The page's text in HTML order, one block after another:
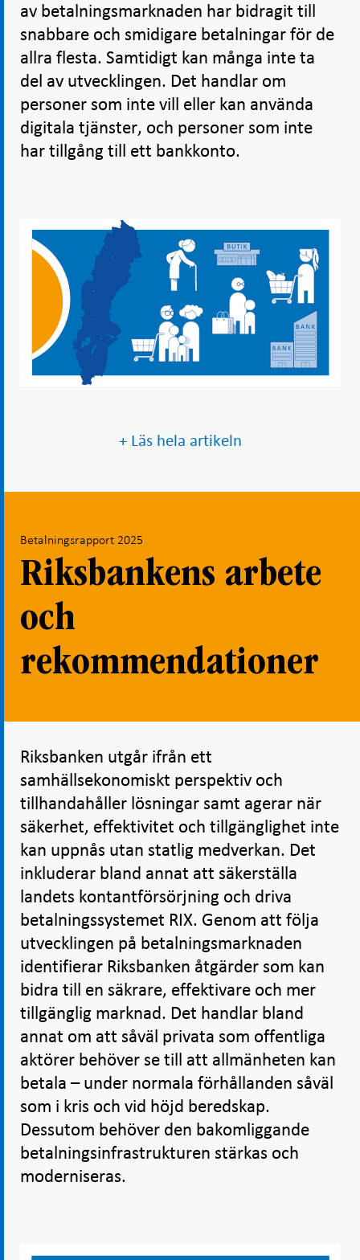
av betalningsmarknaden har bidragit till
snabbare och smidigare betalningar för de
allra flesta. Samtidigt kan många inte ta
del av utvecklingen. Det handlar om
personer som inte vill eller kan använda
digitala tjänster, och personer som inte
har tillgång till ett bankkonto.
+ Läs hela artikeln
Betalningsrapport 2025
Riksbankens arbete
och
rekommendationer
Riksbanken utgår ifrån ett
samhällsekonomiskt perspektiv och
tillhandahåller lösningar samt agerar när
säkerhet, effektivitet och tillgänglighet inte
kan uppnås utan statlig medverkan. Det
inkluderar bland annat att säkerställa
landets kontantförsörjning och driva
betalningssystemet RIX. Genom att följa
utvecklingen på betalningsmarknaden
identifierar Riksbanken åtgärder som kan
bidra till en säkrare, effektivare och mer
tillgänglig marknad. Det handlar bland
annat om att såväl privata som offentliga
aktörer behöver se till att allmänheten kan
betala – under normala förhållanden såväl
som i kris och vid höjd beredskap.
Dessutom behöver den bakomliggande
betalningsinfrastrukturen stärkas och
moderniseras.